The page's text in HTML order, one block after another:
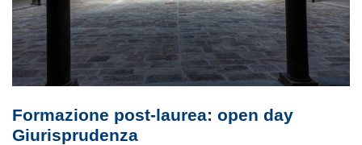
Formazione post-laurea: open day
Giurisprudenza